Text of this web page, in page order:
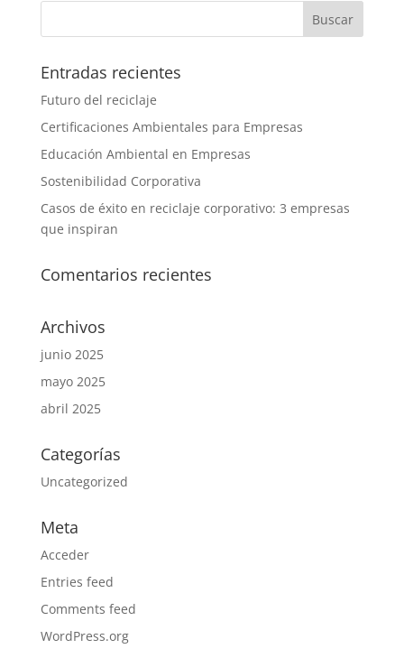
Entradas recientes
Futuro del reciclaje
Certificaciones Ambientales para Empresas
Educación Ambiental en Empresas
Sostenibilidad Corporativa
Casos de éxito en reciclaje corporativo: 3 empresas
que inspiran
Comentarios recientes
Archivos
junio 2025
mayo 2025
abril 2025
Categorías
Uncategorized
Meta
Acceder
Entries feed
Comments feed
WordPress.org